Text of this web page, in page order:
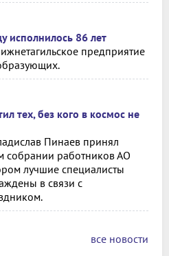
исполнилось 86 лет
предприятие
тех, без кого в космос не
Пинаев принял
собрании работников АО
лучшие специалисты
в связи с
все новости